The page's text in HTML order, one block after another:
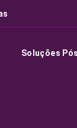
Soluções